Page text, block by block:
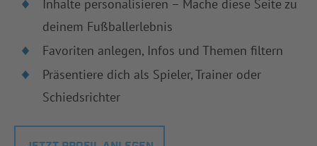
Inhalte personalisieren – Mache diese Seite zu
deinem Fußballerlebnis
Favoriten anlegen, Infos und Themen filtern
Präsentiere dich als Spieler, Trainer oder
Schiedsrichter